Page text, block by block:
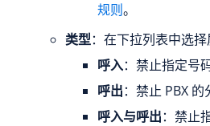
规则。
类型：在下拉列表中选择
呼入：禁止指定号
呼出：禁止 PBX 的
呼入与呼出：禁止